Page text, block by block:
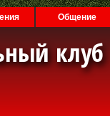
Общение
клуб